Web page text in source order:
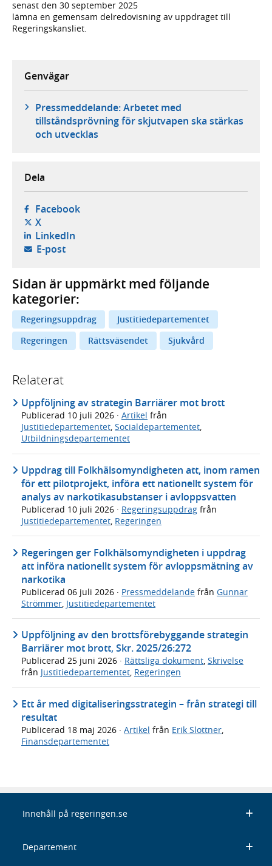
senast den 30 september 2025
lämna en gemensam delredovisning av uppdraget till
Regeringskansliet.
Genvägar
Pressmeddelande: Arbetet med
tillståndsprövning för skjutvapen ska stärkas
och utvecklas
Dela
Facebook- öppnas i ny flik, extern webbplats,
X- öppnas i ny flik, extern webbplats,
LinkedIn- öppnas i ny flik, extern webbplats,
E-post- öppnar din e-postklient,
Sidan är uppmärkt med följande
kategorier:
Regeringsuppdrag
Justitiedepartementet
Regeringen
Rättsväsendet Sjukvård
Relaterat
Uppföljning av strategin Barriärer mot brott
Publicerad 10 juli 2026 · Artikel från
Justitiedepartementet, Socialdepartementet,
Utbildningsdepartementet
Uppdrag till Folkhälsomyndigheten att, inom ramen
för ett pilotprojekt, införa ett nationellt system för
analys av narkotikasubstanser i avloppsvatten
Publicerad 10 juli 2026 · Regeringsuppdrag från
Justitiedepartementet, Regeringen
Regeringen ger Folkhälsomyndigheten i uppdrag
att införa nationellt system för avloppsmätning av
narkotika
Publicerad 06 juli 2026 · Pressmeddelande från Gunnar
Strömmer Justitiedepartementet
Uppföljning av den brottsförebyggande strategin
Barriärer mot brott, Skr. 2025/26:272
Publicerad 25 juni 2026 · Rättsliga dokument, Skrivelse
från Justitiedepartementet, Regeringen
Ett år med digitaliseringsstrategin – från strategi till
resultat
Publicerad 18 maj 2026 · Artikel från Erik Slottner,
Finansdepartementet
Innehåll på regeringen.se
Departement